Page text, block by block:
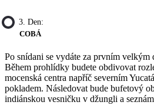
3. Den:
COBÁ
Po snídani se vydáte za prvním
Během prohlídky budete obdivovat
mocenská centra napříč severním
pokladem. Následovat bude bufetový
indiánskou vesničku v džungli a